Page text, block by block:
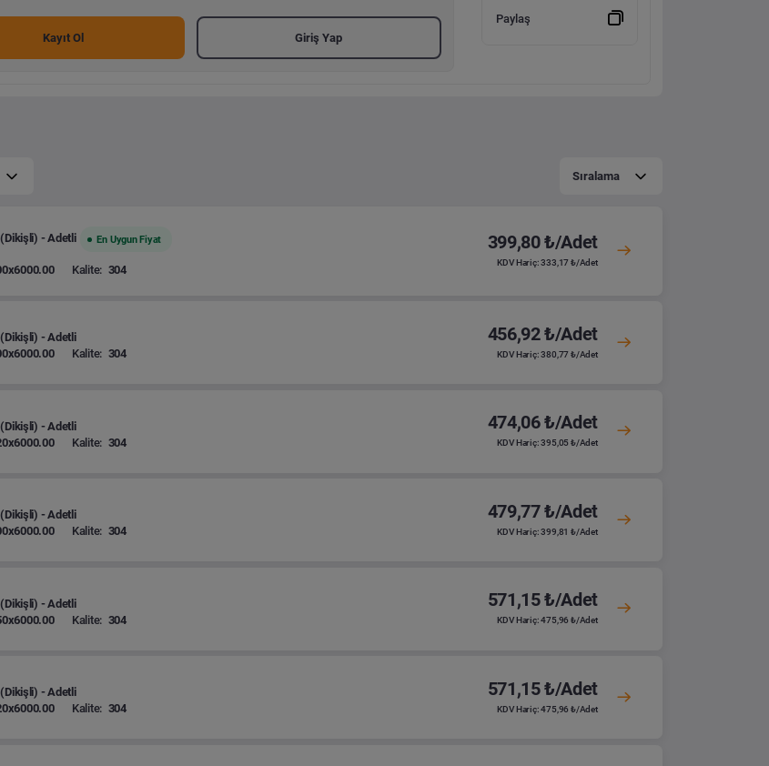
Kayıt Ol Giriş Yap
Paylaş
Sıralama
- Adetli En Uygun Fiyat
Kalite: 304
399,80 ₺/Adet
KDV Hariç: 333,17 ₺/Adet
- Adetli
Kalite: 304
456,92 ₺/Adet
KDV Hariç: 380,77 ₺/Adet
- Adetli
Kalite: 304
474,06 ₺/Adet
KDV Hariç: 395,05 ₺/Adet
- Adetli
Kalite: 304
479,77 ₺/Adet
KDV Hariç: 399,81 ₺/Adet
- Adetli
Kalite: 304
571,15 ₺/Adet
KDV Hariç: 475,96 ₺/Adet
- Adetli
Kalite: 304
571,15 ₺/Adet
KDV Hariç: 475,96 ₺/Adet